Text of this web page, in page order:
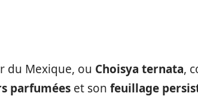
du Mexique, ou Choisya ternata,
parfumées et son feuillage